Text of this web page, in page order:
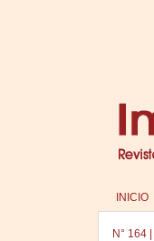
INICIO
N° 164|